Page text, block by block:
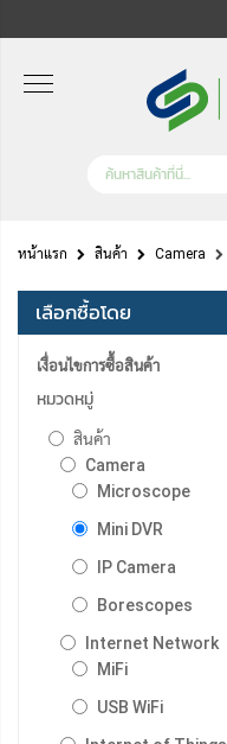
หน้าแรก สินค้า Camera
เลือกซื้อโดย
เงื่อนไขการซื้อสินค้า
หมวดหมู่
สินค้า
Camera
Microscope
Mini DVR
IP Camera
Borescopes
Internet Network
MiFi
USB WiFi